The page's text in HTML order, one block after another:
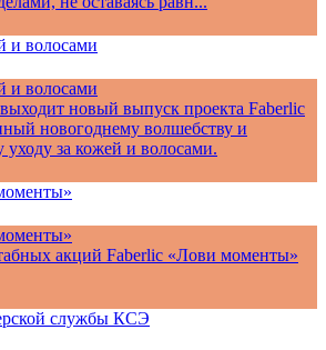
и волосами
и волосами
новый выпуск проекта Faberlic
новогоднему волшебству и
уходу за кожей и волосами.
акций Faberlic «Лови моменты»
службы КСЭ